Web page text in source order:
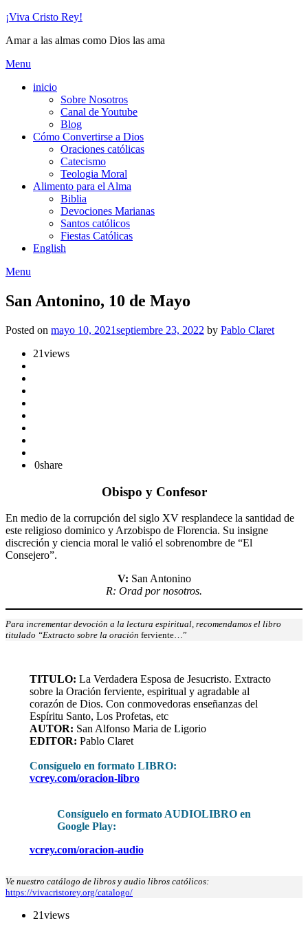
Skip
content
¡Viva Cristo Rey!
Amar a las almas como Dios las ama
Menu
inicio
Sobre Nosotros
Canal de Youtube
Blog
Cómo Convertirse a Dios
Oraciones católicas
Catecismo
Teologia Moral
Alimento para el Alma
Biblia
Devociones Marianas
Santos católicos
Fiestas Católicas
English
Menu
San Antonino, 10 de Mayo
Posted on mayo 10, 2021septiembre 23, 2022 by Pablo Claret
21views
0share
Obispo y Confesor
En medio de la corrupción del siglo XV resplandece la santidad de
este religioso dominico y Arzobispo de Florencia. Su insigne
discreción y ciencia moral le valió el sobrenombre de “El
Consejero”.
V: San Antonino
R: Orad por nosotros.
Para incrementar devoción a la lectura espiritual, recomendamos el libro
titulado “Extracto sobre la oración ferviente…”
TITULO: La Verdadera Esposa de Jesucristo. Extracto
sobre la Oración ferviente, espiritual y agradable al
corazón de Dios. Con conmovedoras enseñanzas del
Espíritu Santo, Los Profetas, etc
AUTOR: San Alfonso Maria de Ligorio
EDITOR: Pablo Claret
Consíguelo en formato LIBRO:
vcrey.com/oracion-libro
Consíguelo en formato AUDIOLIBRO en
Google Play:
vcrey.com/oracion-audio
Ve nuestro catálogo de libros y audio libros católicos:
https://vivacristorey.org/catalogo/
21views